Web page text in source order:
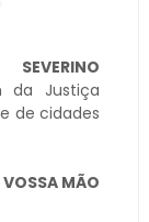
SEVERINO
da Justiça
de cidades
MÃO